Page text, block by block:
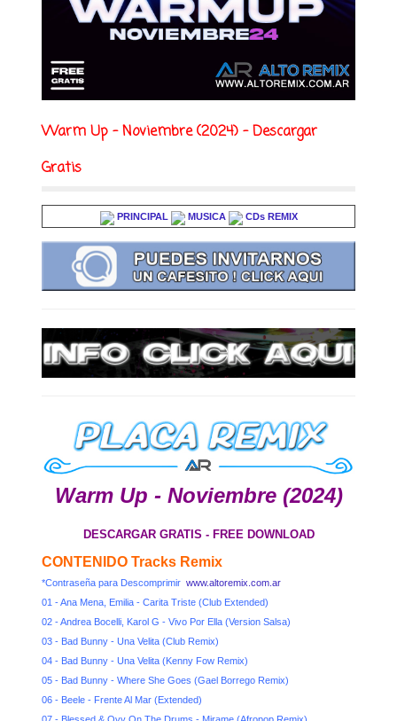
Warm Up - Noviembre (2024) - Descargar
Gratis
PRINCIPAL MUSICA CDs REMIX
Warm Up - Noviembre (2024)
DESCARGAR GRATIS - FREE DOWNLOAD
CONTENIDO Tracks Remix
*Contraseña para Descomprimir www.altoremix.com.ar
01 - Ana Mena, Emilia - Carita Triste (Club Extended)
02 - Andrea Bocelli, Karol G - Vivo Por Ella (Version Salsa)
03 - Bad Bunny - Una Velita (Club Remix)
04 - Bad Bunny - Una Velita (Kenny Fow Remix)
05 - Bad Bunny - Where She Goes (Gael Borrego Remix)
06 - Beele - Frente Al Mar (Extended)